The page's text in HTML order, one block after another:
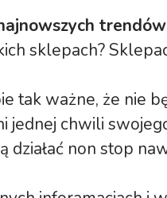
sklepach?
tak ważne, że nie
jednej chwili
działać non stop